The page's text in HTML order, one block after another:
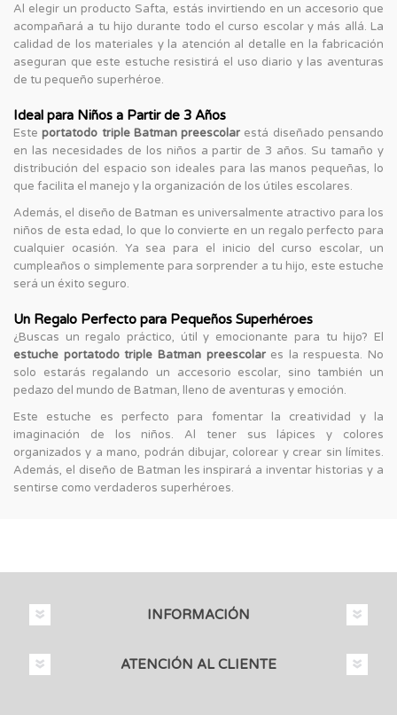
Al elegir un producto Safta, estás invirtiendo en un accesorio que
acompañará a tu hijo durante todo el curso escolar y más allá. La
calidad de los materiales y la atención al detalle en la fabricación
aseguran que este estuche resistirá el uso diario y las aventuras
de tu pequeño superhéroe.
Ideal para Niños a Partir de 3 Años
Esteportatodo triple Batman preescolar está diseñado pensando
en las necesidades de los niños a partir de 3 años. Su tamaño y
distribución del espacio son ideales para las manos pequeñas, lo
que facilita el manejo y la organización de los útiles escolares.
Además, el diseño de Batman es universalmente atractivo para los
niños de esta edad, lo que lo convierte en un regalo perfecto para
cualquier ocasión. Ya sea para el inicio del curso escolar, un
cumpleaños o simplemente para sorprender a tu hijo, este estuche
será un éxito seguro.
Un Regalo Perfecto para Pequeños Superhéroes
¿Buscas un regalo práctico, útil y emocionante para tu hijo? El
estuche portatodo triple Batman preescolares la respuesta. No
solo estarás regalando un accesorio escolar, sino también un
pedazo del mundo de Batman, lleno de aventuras y emoción.
Este estuche es perfecto para fomentar la creatividad y la
imaginación de los niños. Al tener sus lápices y colores
organizados y a mano, podrán dibujar, colorear y crear sin límites.
Además, el diseño de Batman les inspirará a inventar historias y a
sentirse como verdaderos superhéroes.
INFORMACIÓN
ATENCIÓN AL CLIENTE